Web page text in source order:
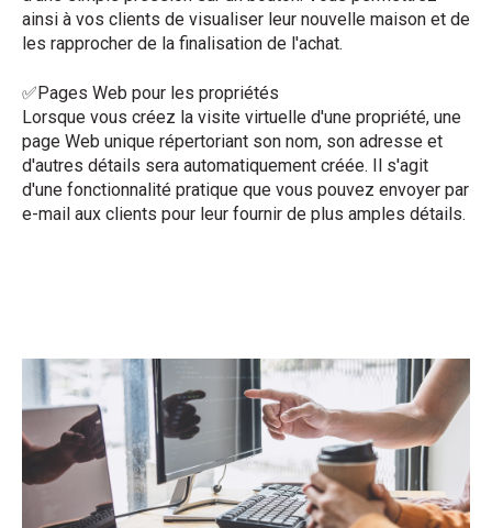
ainsi à vos clients de visualiser leur nouvelle maison et de
les rapprocher de la finalisation de l'achat.
✅Pages Web pour les propriétés
Lorsque vous créez la visite virtuelle d'une propriété, une
page Web unique répertoriant son nom, son adresse et
d'autres détails sera automatiquement créée. Il s'agit
d'une fonctionnalité pratique que vous pouvez envoyer par
e-mail aux clients pour leur fournir de plus amples détails.